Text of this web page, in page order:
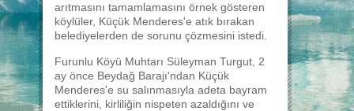
arıtmasını tamamlamasını örnek gösteren
köylüler, Küçük Menderes'e atık bırakan
belediyelerden de sorunu çözmesini istedi.
Furunlu Köyü Muhtarı Süleyman Turgut, 2
ay önce Beydağ Barajı'ndan Küçük
Menderes'e su salınmasıyla adeta bayram
ettiklerini, kirliliğin nispeten azaldığını ve